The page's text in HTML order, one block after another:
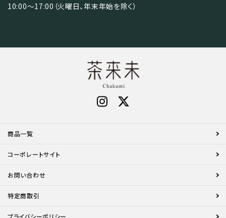
10:00～17:00（火曜日、年末年始を除く）
商品一覧
コーポレートサイト
お問い合わせ
特定商取引
プライバシーポリシー